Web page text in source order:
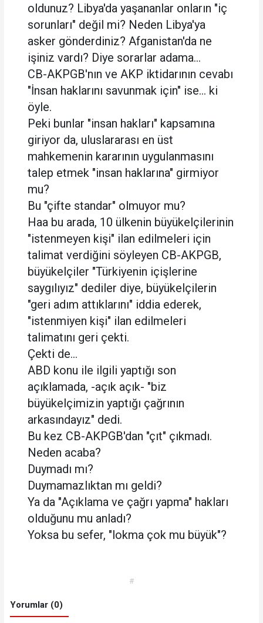
oldunuz? Libya'da yaşananlar onların "iç
sorunları" değil mi? Neden Libya'ya
asker gönderdiniz? Afganistan'da ne
işiniz vardı? Diye sorarlar adama...
CB-AKPGB'nın ve AKP iktidarının cevabı
"İnsan haklarını savunmak için" ise... ki
öyle.
Peki bunlar "insan hakları" kapsamına
giriyor da, uluslararası en üst
mahkemenin kararının uygulanmasını
talep etmek "insan haklarına" girmiyor
mu?
Bu "çifte standar" olmuyor mu?
Haa bu arada, 10 ülkenin büyükelçilerinin
"istenmeyen kişi" ilan edilmeleri için
talimat verdiğini söyleyen CB-AKPGB,
büyükelçiler "Türkiyenin içişlerine
saygılıyız" dediler diye, büyükelçilerin
"geri adım attıklarını" iddia ederek,
"istenmiyen kişi" ilan edilmeleri
talimatını geri çekti.
Çekti de...
ABD konu ile ilgili yaptığı son
açıklamada, -açık açık- "biz
büyükelçimizin yaptığı çağrının
arkasındayız" dedi.
Bu kez CB-AKPGB'dan "çıt" çıkmadı.
Neden acaba?
Duymadı mı?
Duymamazlıktan mı geldi?
Ya da "Açıklama ve çağrı yapma" hakları
olduğunu mu anladı?
Yoksa bu sefer, "lokma çok mu büyük"?
#
Yorumlar (0)